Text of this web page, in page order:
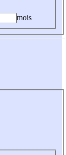
mois